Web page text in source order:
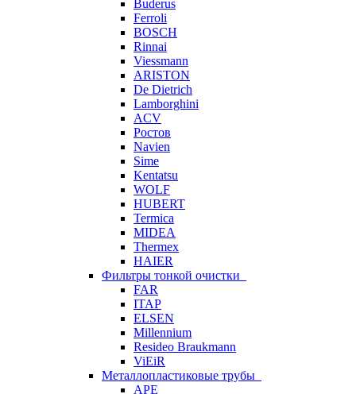
Buderus
Ferroli
BOSCH
Rinnai
Viessmann
ARISTON
De Dietrich
Lamborghini
ACV
Ростов
Navien
Sime
Kentatsu
WOLF
HUBERT
Termica
MIDEA
Thermex
HAIER
Фильтры тонкой очистки
FAR
ITAP
ELSEN
Millennium
Resideo Braukmann
ViEiR
Металлопластиковые трубы
APE